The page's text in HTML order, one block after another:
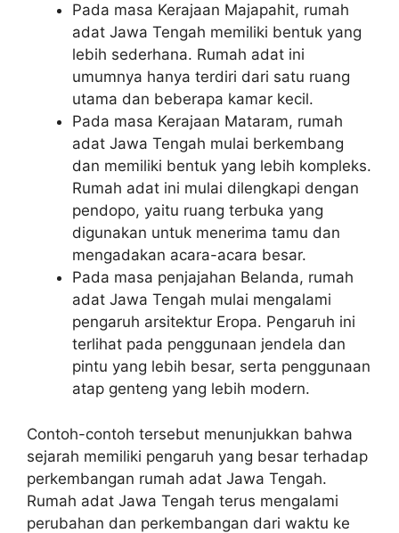
Pada masa Kerajaan Majapahit, rumah
adat Jawa Tengah memiliki bentuk yang
lebih sederhana. Rumah adat ini
umumnya hanya terdiri dari satu ruang
utama dan beberapa kamar kecil.
Pada masa Kerajaan Mataram, rumah
adat Jawa Tengah mulai berkembang
dan memiliki bentuk yang lebih kompleks.
Rumah adat ini mulai dilengkapi dengan
pendopo, yaitu ruang terbuka yang
digunakan untuk menerima tamu dan
mengadakan acara-acara besar.
Pada masa penjajahan Belanda, rumah
adat Jawa Tengah mulai mengalami
pengaruh arsitektur Eropa. Pengaruh ini
terlihat pada penggunaan jendela dan
pintu yang lebih besar, serta penggunaan
atap genteng yang lebih modern.
Contoh-contoh tersebut menunjukkan bahwa
sejarah memiliki pengaruh yang besar terhadap
perkembangan rumah adat Jawa Tengah.
Rumah adat Jawa Tengah terus mengalami
perubahan dan perkembangan dari waktu ke